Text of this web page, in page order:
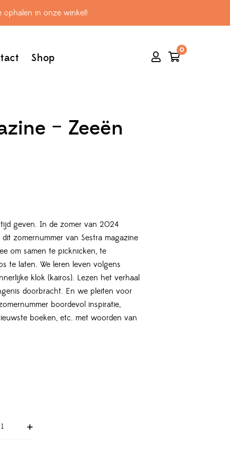
ophalen in onze winkel!
Shop
0
– Zeeën
geven. In de zomer van 2024
zomernummer van Sestra magazine
om samen te picknicken, te
te laten. We leren leven volgens
klok (kairos). Lezen het verhaal
doorbracht. En we pleiten voor
boordevol inspiratie,
boeken, etc. met woorden van